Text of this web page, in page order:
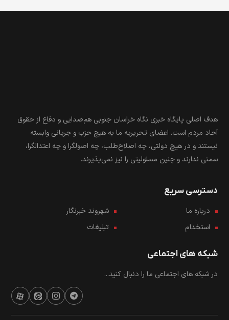
قاین ۱۲۴
فردوس
هدف اصلی پایگاه خبری نگاه خراسان جنوبی هم‌صدایی و دفاع از حقوق
آحاد مردم است. اعضای تحریریه ما به هیچ حزب و جریانی وابسته